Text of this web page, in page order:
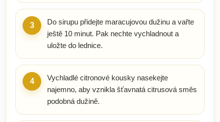
3
Do sirupu přidejte maracujovou dužinu a vařte
ještě 10 minut. Pak nechte vychladnout a
uložte do lednice.
4
Vychladlé citronové kousky nasekejte
najemno, aby vznikla šťavnatá citrusová směs
podobná dužině.